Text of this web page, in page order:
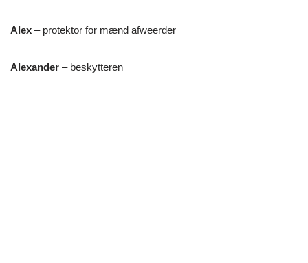
Alex – protektor for mænd afweerder
Alexander – beskytteren